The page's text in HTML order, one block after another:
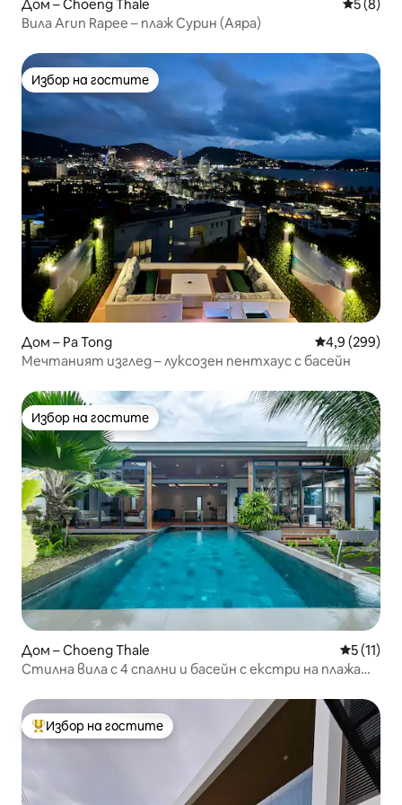
Дом – Choeng Thale Средна
5 (8)
Вила Arun Rapee – плаж Сурин (Аяра)
Избор на гостите
Избор на гостите
Дом – Pa Tong Средна
4,9 (299)
Мечтаният изглед – луксозен пентхаус с басейн
Избор на гостите
Избор на гостите
Дом – Choeng Thale Средна
5 (11)
Стилна вила с 4 спални и басейн с екстри на плажа
Най-популярен избор на гостите
Избор на гостите